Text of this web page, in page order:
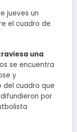
jueves un
el cuadro de
una
se encuentra
y
cuadro que
por